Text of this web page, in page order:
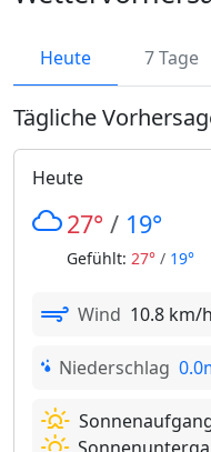
Heute 7 Tage
Tägliche
Heute
27° / 19°
Gefühlt: 27° / 19°
Wind 10.8 km/h
Niederschlag